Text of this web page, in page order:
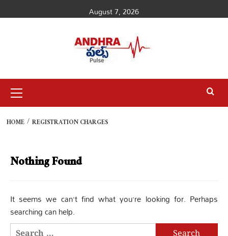
to
August 7, 2026
Menu
HOME REGISTRATION CHARGES
Nothing Found
It seems we can’t find what you’re looking for. Perhaps
searching can help.
Search